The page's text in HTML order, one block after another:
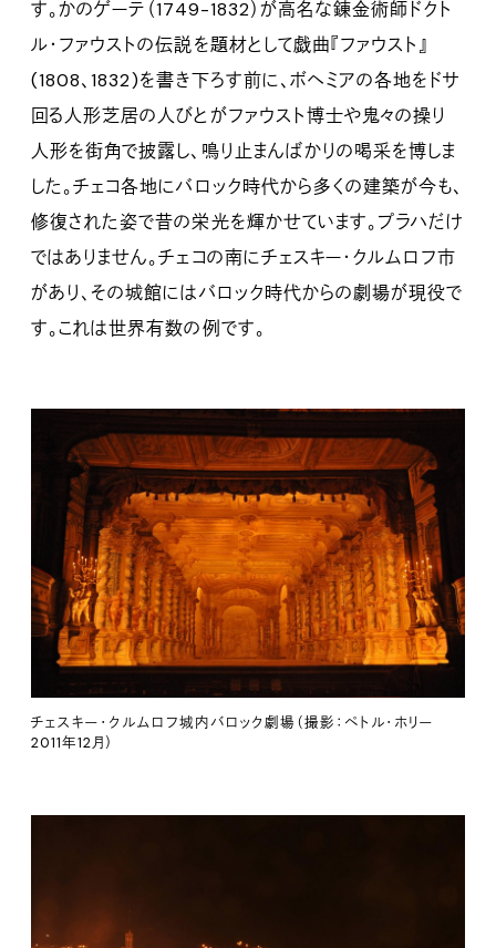
す。かのゲーテ（1749-1832）が高名な錬金術師ドクト
ル・ファウストの伝説を題材として戯曲『ファウスト』
(1808、1832)を書き下ろす前に、ボヘミアの各地をドサ
回る人形芝居の人びとがファウスト博士や鬼々の操り
人形を街角で披露し、鳴り止まんばかりの喝采を博しま
した。チェコ各地にバロック時代から多くの建築が今も、
修復された姿で昔の栄光を輝かせています。プラハだけ
ではありません。チェコの南にチェスキー・クルムロフ市
があり、その城館にはバロック時代からの劇場が現役で
す。これは世界有数の例です。
チェスキー・クルムロフ城内バロック劇場（撮影：ペトル・ホリー
2011年12月）